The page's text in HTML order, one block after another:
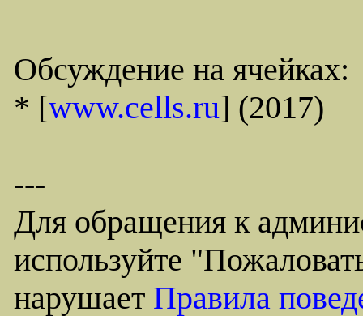
Обсуждение на ячейках:
* [www.cells.ru] (2017)
---
Для обращения к
используйте
нарушает Правила